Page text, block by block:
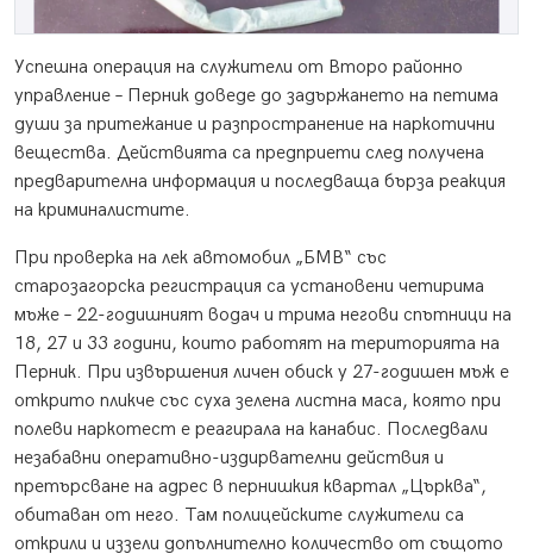
Успешна операция на служители от Второ районно
управление – Перник доведе до задържането на петима
души за притежание и разпространение на наркотични
вещества. Действията са предприети след получена
предварителна информация и последваща бърза реакция
на криминалистите.
При проверка на лек автомобил „БМВ“ със
старозагорска регистрация са установени четирима
мъже – 22-годишният водач и трима негови спътници на
18, 27 и 33 години, които работят на територията на
Перник. При извършения личен обиск у 27-годишен мъж е
открито пликче със суха зелена листна маса, която при
полеви наркотест е реагирала на канабис. Последвали
незабавни оперативно-издирвателни действия и
претърсване на адрес в пернишкия квартал „Църква“,
обитаван от него. Там полицейските служители са
открили и иззели допълнително количество от същото